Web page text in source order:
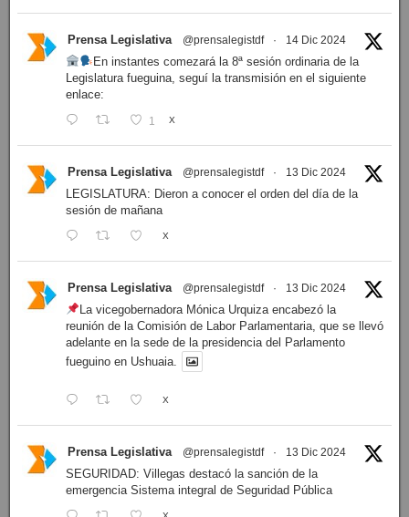
Prensa Legislativa @prensalegistdf · 14 Dic 2024
En instantes comezará la 8ª sesión ordinaria de la
Legislatura fueguina, seguí la transmisión en el siguiente
enlace:
1 X
Prensa Legislativa @prensalegistdf · 13 Dic 2024
LEGISLATURA: Dieron a conocer el orden del día de la
sesión de mañana
X
Prensa Legislativa @prensalegistdf · 13 Dic 2024
La vicegobernadora Mónica Urquiza encabezó la
reunión de la Comisión de Labor Parlamentaria, que se llevó
adelante en la sede de la presidencia del Parlamento
fueguino en Ushuaia.
X
Prensa Legislativa @prensalegistdf · 13 Dic 2024
SEGURIDAD: Villegas destacó la sanción de la
emergencia Sistema integral de Seguridad Pública